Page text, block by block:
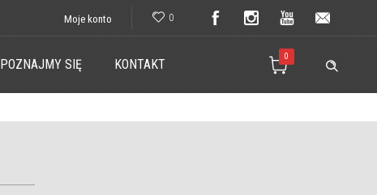
0
Moje konto
0
POZNAJMY SIĘ KONTAKT